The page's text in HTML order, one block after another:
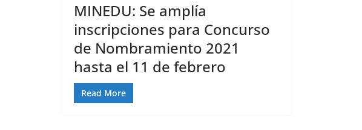
MINEDU: Se amplía
inscripciones para Concurso
de Nombramiento 2021
hasta el 11 de febrero
Read More